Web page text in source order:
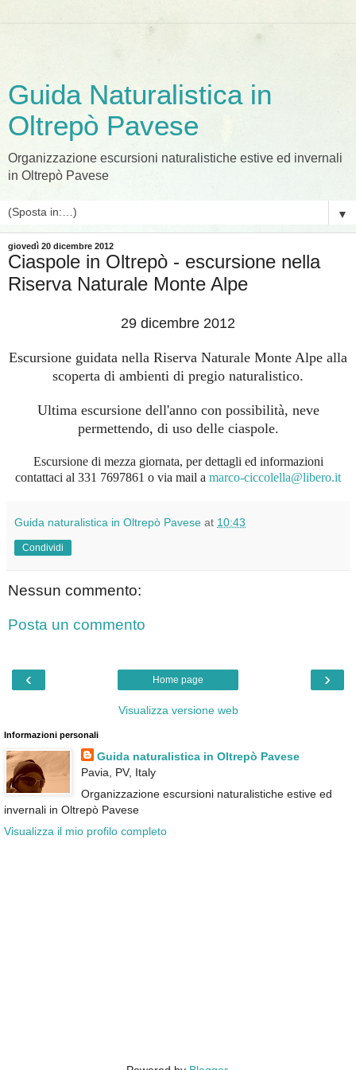
Guida Naturalistica in
Oltrepò Pavese
Organizzazione escursioni naturalistiche estive ed invernali
in Oltrepò Pavese
▼
giovedì 20 dicembre 2012
Ciaspole in Oltrepò - escursione nella
Riserva Naturale Monte Alpe
29 dicembre 2012
Escursione guidata nella Riserva Naturale Monte Alpe alla
scoperta di ambienti di pregio naturalistico.
Ultima escursione dell'anno con possibilità, neve
permettendo, di uso delle ciaspole.
Escursione di mezza giornata, per dettagli ed informazioni
contattaci al 331 7697861 o via mail a marco-ciccolella@libero.it
Guida naturalistica in Oltrepò Pavese at 10:43
Condividi
Nessun commento:
Posta un commento
‹ ›
Home page
Visualizza versione web
Informazioni personali
Guida naturalistica in Oltrepò Pavese
Pavia, PV, Italy
Organizzazione escursioni naturalistiche estive ed
invernali in Oltrepò Pavese
Visualizza il mio profilo completo